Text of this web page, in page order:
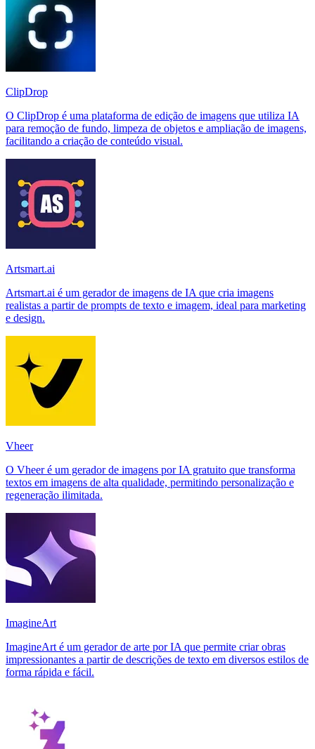
ClipDrop
O ClipDrop é uma plataforma de edição de imagens que utiliza IA
para remoção de fundo, limpeza de objetos e ampliação de imagens,
facilitando a criação de conteúdo visual.
Artsmart.ai
Artsmart.ai é um gerador de imagens de IA que cria imagens
realistas a partir de prompts de texto e imagem, ideal para marketing
e design.
Vheer
O Vheer é um gerador de imagens por IA gratuito que transforma
textos em imagens de alta qualidade, permitindo personalização e
regeneração ilimitada.
ImagineArt
ImagineArt é um gerador de arte por IA que permite criar obras
impressionantes a partir de descrições de texto em diversos estilos de
forma rápida e fácil.